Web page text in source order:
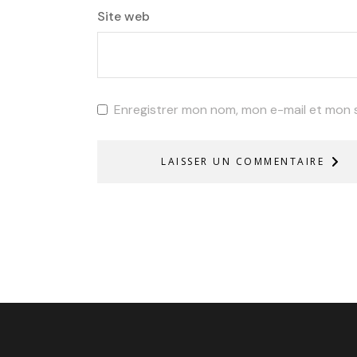
Site web
Enregistrer mon nom, mon e-mail et
LAISSER UN COMMENTAIRE